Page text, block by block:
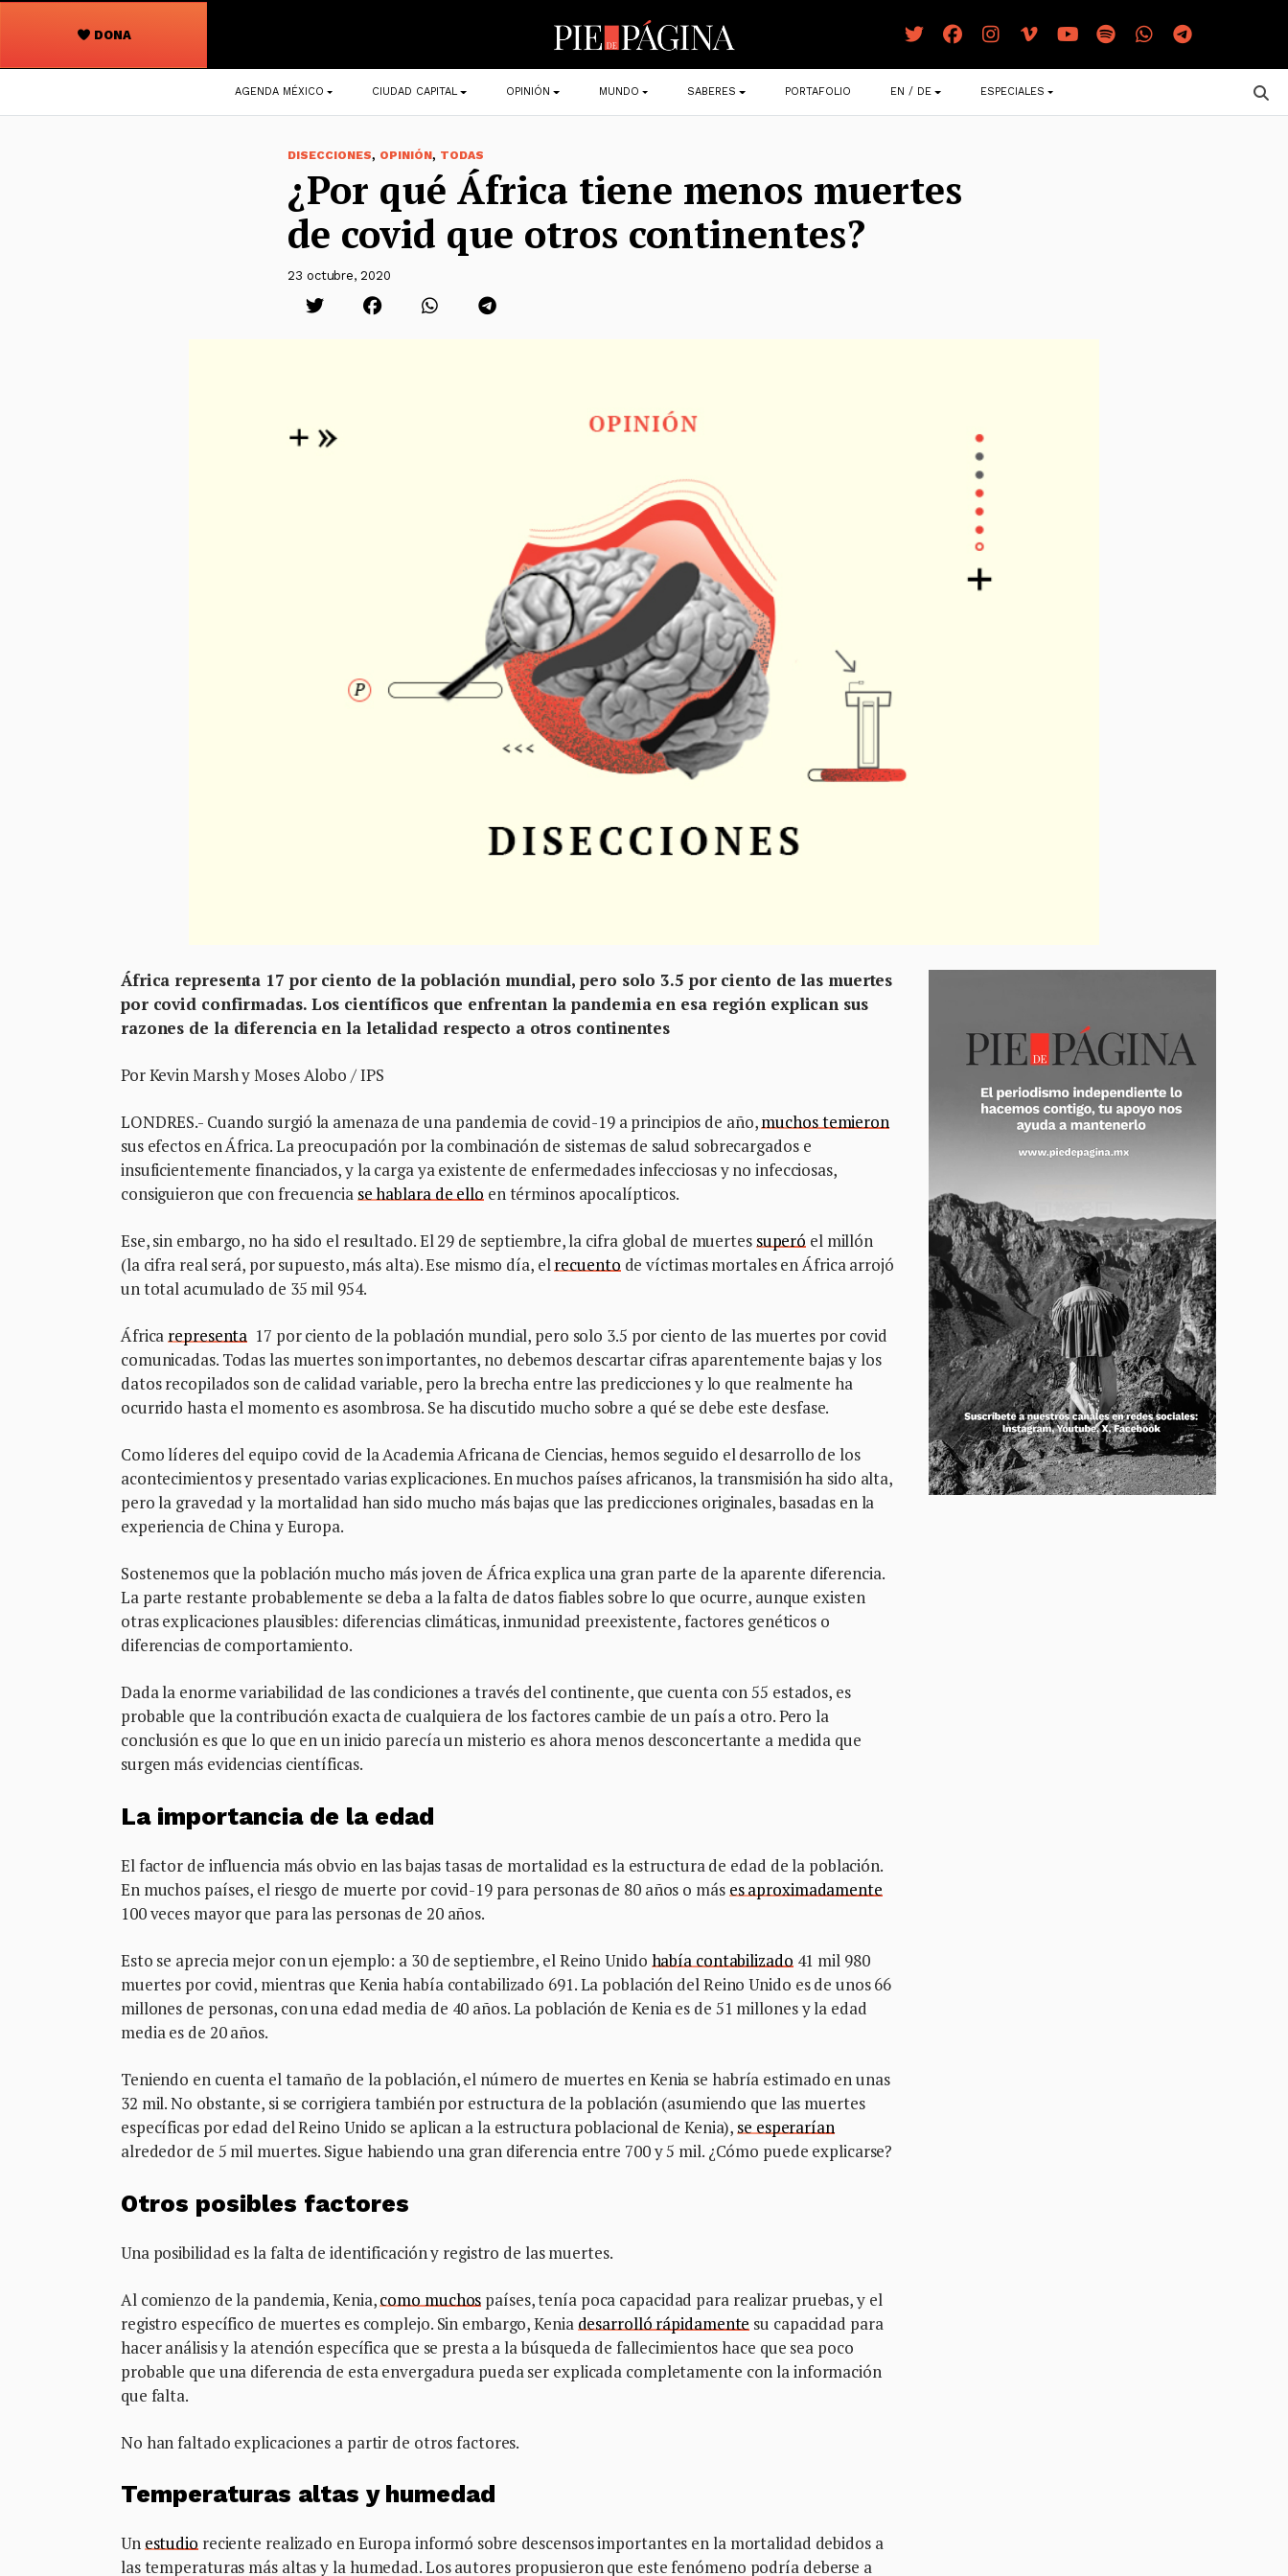
DONA
Navegación
principal
AGENDA MÉXICO CIUDAD CAPITAL OPINIÓN MUNDO SABERES PORTAFOLIO EN / DE ESPECIALES
DISECCIONES, OPINIÓN, TODAS
¿Por qué África tiene menos muertes
de covid que otros continentes?
23 octubre, 2020
África representa 17 por ciento de la población mundial, pero solo 3.5 por ciento de las muertes
por covid confirmadas. Los científicos que enfrentan la pandemia en esa región explican sus
razones de la diferencia en la letalidad respecto a otros continentes
Por Kevin Marsh y Moses Alobo / IPS
LONDRES.- Cuando surgió la amenaza de una pandemia de covid-19 a principios de año,muchos temieron
sus efectos en África. La preocupación por la combinación de sistemas de salud sobrecargados e
insuficientemente financiados, y la carga ya existente de enfermedades infecciosas y no infecciosas,
consiguieron que con frecuenciase hablara de elloen términos apocalípticos.
Ese, sin embargo, no ha sido el resultado. El 29 de septiembre, la cifra global de muertessuperó el millón
(la cifra real será, por supuesto, más alta). Ese mismo día, elrecuentode víctimas mortales en África arrojó
un total acumulado de 35 mil 954.
Áfricarepresenta 17 por ciento de la población mundial, pero solo 3.5 por ciento de las muertes por covid
comunicadas. Todas las muertes son importantes, no debemos descartar cifras aparentemente bajas y los
datos recopilados son de calidad variable, pero la brecha entre las predicciones y lo que realmente ha
ocurrido hasta el momento es asombrosa. Se ha discutido mucho sobre a qué se debe este desfase.
Como líderes del equipo covid de la Academia Africana de Ciencias, hemos seguido el desarrollo de los
acontecimientos y presentado varias explicaciones. En muchos países africanos, la transmisión ha sido alta,
pero la gravedad y la mortalidad han sido mucho más bajas que las predicciones originales, basadas en la
experiencia de China y Europa.
Sostenemos que la población mucho más joven de África explica una gran parte de la aparente diferencia.
La parte restante probablemente se deba a la falta de datos fiables sobre lo que ocurre, aunque existen
otras explicaciones plausibles: diferencias climáticas, inmunidad preexistente, factores genéticos o
diferencias de comportamiento.
Dada la enorme variabilidad de las condiciones a través del continente, que cuenta con 55 estados, es
probable que la contribución exacta de cualquiera de los factores cambie de un país a otro. Pero la
conclusión es que lo que en un inicio parecía un misterio es ahora menos desconcertante a medida que
surgen más evidencias científicas.
La importancia de la edad
El factor de influencia más obvio en las bajas tasas de mortalidad es la estructura de edad de la población.
En muchos países, el riesgo de muerte por covid-19 para personas de 80 años o máses aproximadamente
100 veces mayor que para las personas de 20 años.
Esto se aprecia mejor con un ejemplo: a 30 de septiembre, el Reino Unido había contabilizado41 mil 980
muertes por covid, mientras que Kenia había contabilizado 691. La población del Reino Unido es de unos 66
millones de personas, con una edad media de 40 años. La población de Kenia es de 51 millones y la edad
media es de 20 años.
Teniendo en cuenta el tamaño de la población, el número de muertes en Kenia se habría estimado en unas
32 mil. No obstante, si se corrigiera también por estructura de la población (asumiendo que las muertes
específicas por edad del Reino Unido se aplican a la estructura poblacional de Kenia),se esperarían
alrededor de 5 mil muertes. Sigue habiendo una gran diferencia entre 700 y 5 mil. ¿Cómo puede explicarse?
Otros posibles factores
Una posibilidad es la falta de identificación y registro de las muertes.
Al comienzo de la pandemia, Kenia,como muchos países, tenía poca capacidad para realizar pruebas, y el
registro específico de muertes es complejo. Sin embargo, Keniadesarrolló rápidamente su capacidad para
hacer análisis y la atención específica que se presta a la búsqueda de fallecimientos hace que sea poco
probable que una diferencia de esta envergadura pueda ser explicada completamente con la información
que falta.
No han faltado explicaciones a partir de otros factores.
Temperaturas altas y humedad
Unestudio reciente realizado en Europa informó sobre descensos importantes en la mortalidad debidos a
las temperaturas más altas y la humedad. Los autores propusieron que este fenómeno podría deberse a